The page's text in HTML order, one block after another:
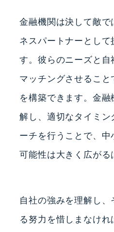
金融機関は決して敵で
ネスパートナーとし
す。彼らのニーズと自
マッチングさせるこ
を構築できます。金
解し、適切なタイミン
ーチを行うことで、
可能性は大きく広がる
自社の強みを理解し、
る努力を惜しまなけ